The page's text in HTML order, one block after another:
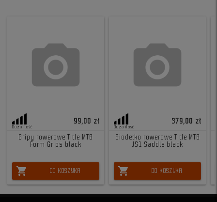
Duża ilość
99,00 zł
Gripy rowerowe Title MTB
Form Grips black
shopping_cart DO KOSZYKA
Duża ilość
379,00 zł
Siodełko rowerowe Title MTB
JS1 Saddle black
shopping_cart DO KOSZYKA